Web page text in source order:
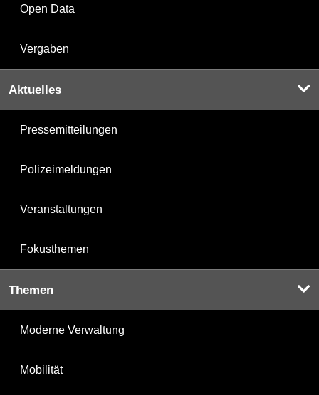
Open Data
Vergaben
Aktuelles
Pressemitteilungen
Polizeimeldungen
Veranstaltungen
Fokusthemen
Themen
Moderne Verwaltung
Mobilität